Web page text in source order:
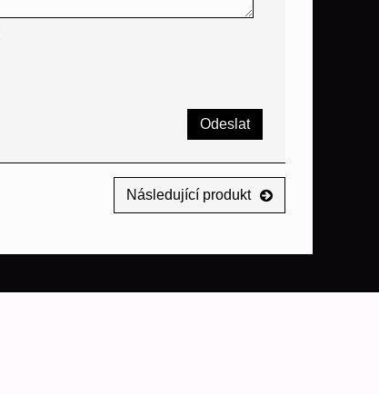
Odeslat
Následující produkt